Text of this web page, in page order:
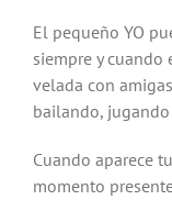
El pequeño YO
siempre y cuando
velada con
bailando,
Cuando aparece
momento